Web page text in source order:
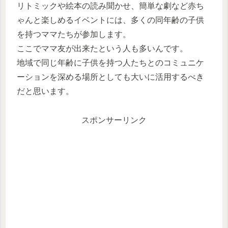
リトミックや絵本の読み聞かせ、簡単な劇など赤ち
ゃんと楽しめるイベントには、多くの同年齢の子供
を持つママたちが参加します。
ここでママ友が出来たという人も多いんです。
地域で同じ年齢に子供を持つ人たちとのコミュニケ
ーションを深める場所としても大いに活用するべき
だと思います。
スポンサーリンク